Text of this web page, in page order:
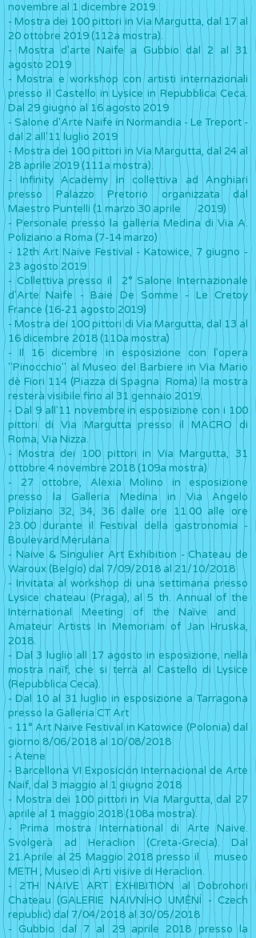
novembre al 1 dicembre 2019.
- Mostra dei 100 pittori in Via Margutta, dal 17 al
20 ottobre 2019 (112a mostra).
- Mostra d'arte Naife a Gubbio dal 2 al 31
agosto 2019
- Mostra e workshop con artisti internazionali
presso il Castello in Lysice in Repubblica Ceca.
Dal 29 giugno al 16 agosto 2019
- Salone d'Arte Naife in Normandia - Le Treport -
dal 2 all'11 luglio 2019
- Mostra dei 100 pittori in Via Margutta, dal 24 al
28 aprile 2019 (111a mostra).
- Infinity Academy in collettiva ad Anghiari
presso Palazzo Pretorio organizzata dal
Maestro Puntelli (1 marzo 30 aprile
2019)
- Personale presso la galleria Medina di Via A.
Poliziano a Roma (7-14 marzo)
- 12th Art Naive Festival - Katowice, 7 giugno -
23 agosto 2019
- Collettiva presso il 2° Salone Internazionale
d'Arte Naife - Baie De Somme - Le Cretoy
France (16-21 agosto 2019)
- Mostra dei 100 pittori di Via Margutta, dal 13 al
16 dicembre 2018 (110a mostra)
- Il 16 dicembre in esposizione con l'opera
"Pinocchio" al Museo del Barbiere in Via Mario
dè Fiori 114 (Piazza di Spagna Roma) la mostra
resterà visibile fino al 31 gennaio 2019.
- Dal 9 all'11 novembre in esposizione con i 100
pittori di Via Margutta presso il MACRO di
Roma, Via Nizza.
- Mostra dei 100 pittori in Via Margutta, 31
ottobre 4 novembre 2018 (109a mostra)
- 27 ottobre, Alexia Molino in esposizione
presso la Galleria Medina in Via Angelo
Poliziano 32, 34, 36 dalle ore 11.00 alle ore
23.00 durante il Festival della gastronomia -
Boulevard Merulana
- Naive & Singulier Art Exhibition - Chateau de
Waroux (Belgio) dal 7/09/2018 al 21/10/2018
- Invitata al workshop di una settimana presso
Lysice chateau (Praga), al 5 th. Annual of the
International Meeting of the Naïve and
Amateur Artists In Memoriam of Jan Hruska,
2018.
- Dal 3 luglio all 17 agosto in esposizione, nella
mostra naïf, che si terrà al Castello di Lysice
(Repubblica Ceca).
- Dal 10 al 31 luglio in esposizione a Tarragona
presso la Galleria CT Art
- 11° Art Naive Festival in Katowice (Polonia) dal
giorno 8/06/2018 al 10/08/2018
- Atene
- Barcellona VI Exposición Internacional de Arte
Naif, dal 3 maggio al 1 giugno 2018
- Mostra dei 100 pittori in Via Margutta, dal 27
aprile al 1 maggio 2018 (108a mostra).
- Prima mostra International di Arte Naive.
Svolgerà ad Heraclion (Creta-Grecia). Dal
21.Aprile al 25 Maggio 2018 presso il museo
METH , Museo di Arti visive di Heraclion.
- 2TH NAIVE ART EXHIBITION al Dobrohori
Chateau (GALERIE NAIVNÍHO UMĚNÍ - Czech
republic) dal 7/04/2018 al 30/05/2018
- Gubbio dal 7 al 29 aprile 2018 presso la